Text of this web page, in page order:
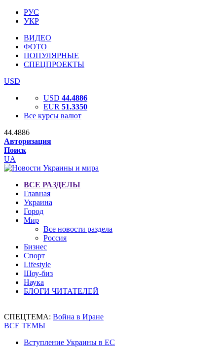
РУС
УКР
ВИДЕО
ФОТО
ПОПУЛЯРНЫЕ
СПЕЦПРОЕКТЫ
USD
USD 44.4886
EUR 51.3350
Все курсы валют
44.4886
Авторизация
Поиск
UA
ВСЕ РАЗДЕЛЫ
Главная
Украина
Город
Мир
Все новости раздела
Россия
Бизнес
Спорт
Lifestyle
Шоу-биз
Наука
БЛОГИ ЧИТАТЕЛЕЙ
СПЕЦТЕМА: Война в Иране
ВСЕ ТЕМЫ
Вступление Украины в ЕС